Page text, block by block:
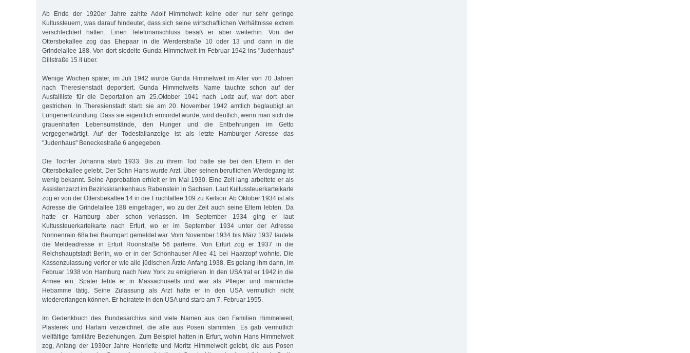
Ab Ende der 1920er Jahre zahlte Adolf Himmelweit keine oder nur sehr geringe
Kultussteuern, was darauf hindeutet, dass sich seine wirtschaftlichen Verhältnisse extrem
verschlechtert hatten. Einen Telefonanschluss besaß er aber weiterhin. Von der
Ottersbekallee zog das Ehepaar in die Werderstraße 10 oder 13 und dann in die
Grindelallee 188. Von dort siedelte Gunda Himmelweit im Februar 1942 ins "Judenhaus"
Dillstraße 15 II über.
Wenige Wochen später, im Juli 1942 wurde Gunda Himmelweit im Alter von 70 Jahren
nach Theresienstadt deportiert. Gunda Himmelweits Name tauchte schon auf der
Ausfallliste für die Deportation am 25.Oktober 1941 nach Lodz auf, war dort aber
gestrichen. In Theresienstadt starb sie am 20. November 1942 amtlich beglaubigt an
Lungenentzündung. Dass sie eigentlich ermordet wurde, wird deutlich, wenn man sich die
grauenhaften Lebensumstände, den Hunger und die Entbehrungen im Getto
vergegenwärtigt. Auf der Todesfallanzeige ist als letzte Hamburger Adresse das
"Judenhaus" Beneckestraße 6 angegeben.
Die Tochter Johanna starb 1933. Bis zu ihrem Tod hatte sie bei den Eltern in der
Ottersbek­allee gelebt. Der Sohn Hans wurde Arzt. Über seinen beruflichen Werdegang ist
wenig bekannt. Seine Approbation erhielt er im Mai 1930. Eine Zeit lang arbeitete er als
Assistenzarzt im Bezirkskrankenhaus Rabenstein in Sachsen. Laut Kultussteuerkarteikarte
zog er von der Ottersbekallee 14 in die Fruchtallee 109 zu Keilson. Ab Oktober 1934 ist als
Adresse die Grindelallee 188 eingetragen, wo zu der Zeit auch seine Eltern lebten. Da
hatte er Hamburg aber schon verlassen. Im September 1934 ging er laut
Kultussteuerkarteikarte nach Erfurt, wo er im Septem­ber 1934 unter der Adresse
Nonnenrain 68a bei Baumgart gemeldet war. Vom November 1934 bis März 1937 lautete
die Meldeadresse in Erfurt Roonstraße 56 parterre. Von Erfurt zog er 1937 in die
Reichshauptstadt Berlin, wo er in der Schönhauser Allee 41 bei Haarzopf wohnte. Die
Kassenzulassung verlor er wie alle jüdischen Ärzte Anfang 1938. Es gelang ihm dann, im
Februar 1938 von Hamburg nach New York zu emigrieren. In den USA trat er 1942 in die
Armee ein. Später lebte er in Massachusetts und war als Pfleger und männliche
Hebamme tätig. Seine Zulassung als Arzt hatte er in den USA vermutlich nicht
wiedererlangen können. Er heiratete in den USA und starb am 7. Februar 1955.
Im Gedenkbuch des Bundesarchivs sind viele Namen aus den Familien Himmelweit,
Plasterek und Harlam verzeichnet, die alle aus Posen stammten. Es gab vermutlich
vielfältige familiäre Beziehungen. Zum Beispiel hatten in Erfurt, wohin Hans Himmelweit
zog, Anfang der 1930er Jahre Henriette und Moritz Himmelweit gelebt, die aus Posen